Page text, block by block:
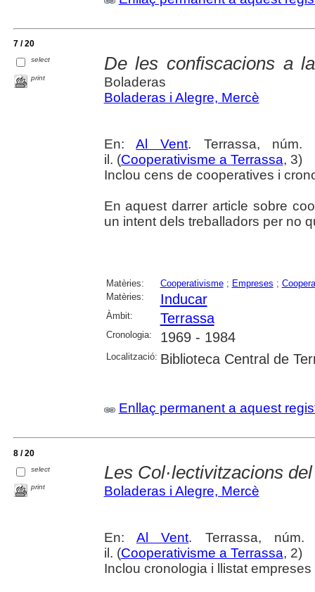
7 / 20
select
print
De les confiscacions a
Boladeras
Boladeras i Alegre, Mercè
En:Al Vent. Terrassa,
il. (Cooperativisme a Terrassa, 3)
Inclou cens de cooperatives i
En aquest darrer article sobre
un intent dels treballadors per no
Matèries: Cooperativisme; Empreses ;
Matèries:
Inducar
Àmbit: Terrassa
Cronologia: 1969 - 1984
Localització: Biblioteca Central de
Enllaç permanent a aquest
8 / 20
select
print
Les Col·lectivitzacions
Boladeras i Alegre, Mercè
En: Al Vent. Terrassa,
il. (Cooperativisme a Terrassa, 2)
Inclou cronologia i llistat